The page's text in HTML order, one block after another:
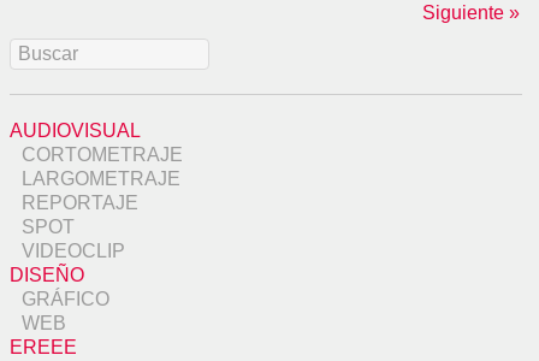
Siguiente »
AUDIOVISUAL
CORTOMETRAJE
LARGOMETRAJE
REPORTAJE
SPOT
VIDEOCLIP
DISEÑO
GRÁFICO
WEB
EREEE